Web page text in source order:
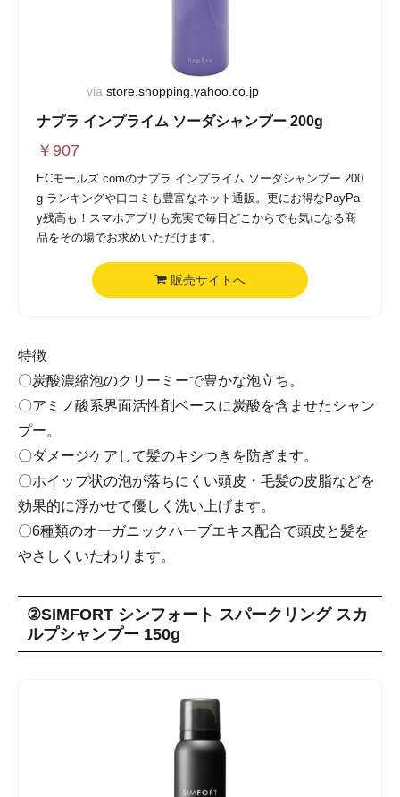
via store.shopping.yahoo.co.jp
ナプラ インプライム ソーダシャンプー 200g
￥ 907
ECモールズ.comのナプラ インプライム ソーダシャンプー 200
g ランキングや口コミも豊富なネット通販。更にお得なPayPa
y残高も！スマホアプリも充実で毎日どこからでも気になる商
品をその場でお求めいただけます。
販売サイトへ
特徴
〇炭酸濃縮泡のクリーミーで豊かな泡立ち。
〇アミノ酸系界面活性剤ベースに炭酸を含ませたシャン
プー。
〇ダメージケアして髪のキシつきを防ぎます。
〇ホイップ状の泡が落ちにくい頭皮・毛髪の皮脂などを
効果的に浮かせて優しく洗い上げます。
〇6種類のオーガニックハーブエキス配合で頭皮と髪を
やさしくいたわります。
②SIMFORT シンフォート スパークリング スカ
ルプシャンプー 150g